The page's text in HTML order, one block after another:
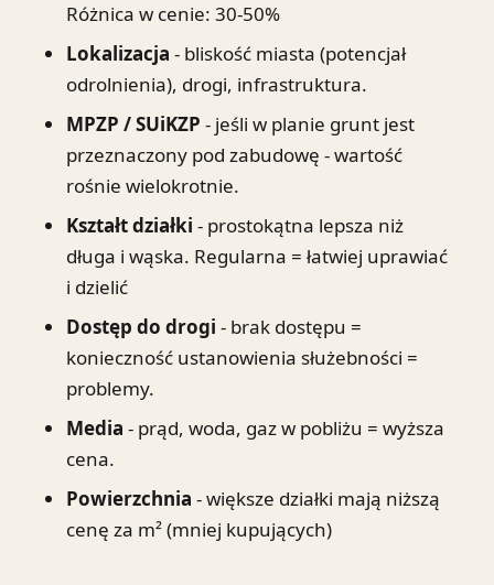
Różnica w cenie: 30-50%
Lokalizacja - bliskość miasta (potencjał
odrolnienia), drogi, infrastruktura.
MPZP / SUiKZP - jeśli w planie grunt jest
przeznaczony pod zabudowę - wartość
rośnie wielokrotnie.
Kształt działki - prostokątna lepsza niż
długa i wąska. Regularna = łatwiej uprawiać
i dzielić
Dostęp do drogi - brak dostępu =
konieczność ustanowienia służebności =
problemy.
Media - prąd, woda, gaz w pobliżu = wyższa
cena.
Powierzchnia - większe działki mają niższą
cenę za m² (mniej kupujących)